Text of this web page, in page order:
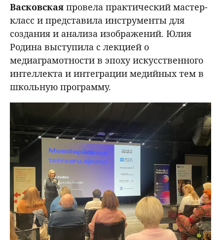
Васковская провела практический мастер-
класс и представила инструменты для
создания и анализа изображений. Юлия
Родина выступила с лекцией о
медиаграмотности в эпоху искусственного
интеллекта и интеграции медийных тем в
школьную программу.